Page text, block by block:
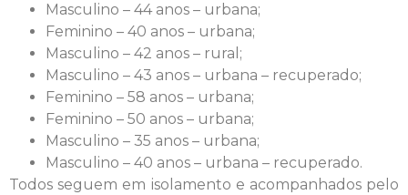
Masculino – 44 anos – urbana;
Feminino – 40 anos – urbana;
Masculino – 42 anos – rural;
Masculino – 43 anos – urbana – recuperado;
Feminino – 58 anos – urbana;
Feminino – 50 anos – urbana;
Masculino – 35 anos – urbana;
Masculino – 40 anos – urbana – recuperado.
Todos seguem em isolamento e acompanhados pelo